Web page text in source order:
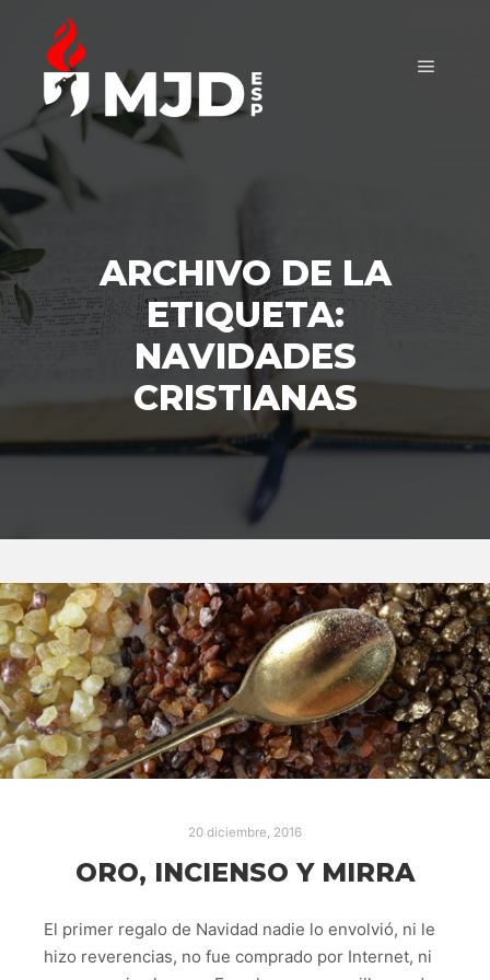
ARCHIVO DE LA
ETIQUETA:
NAVIDADES
CRISTIANAS
20 diciembre, 2016
ORO, INCIENSO Y MIRRA
El primer regalo de Navidad nadie lo envolvió, ni le
hizo reverencias, no fue comprado por Internet, ni